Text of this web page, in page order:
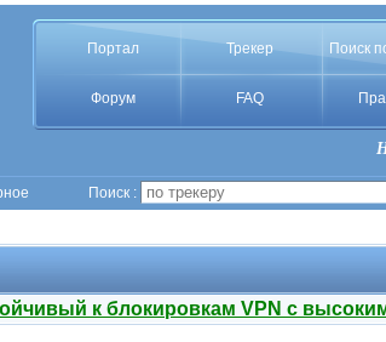
Портал Трекер Поиск
Форум FAQ
Поиск :
к блокировкам VPN с